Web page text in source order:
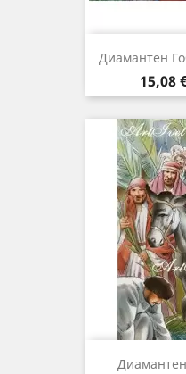
Диамантен
Цена
15,08